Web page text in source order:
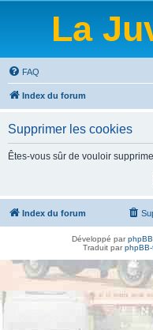
La
FAQ
Index du forum
Supprimer les cookies
Êtes-vous sûr de vouloir
Index du forum
Développé parphpBB
Traduit parphpBB-